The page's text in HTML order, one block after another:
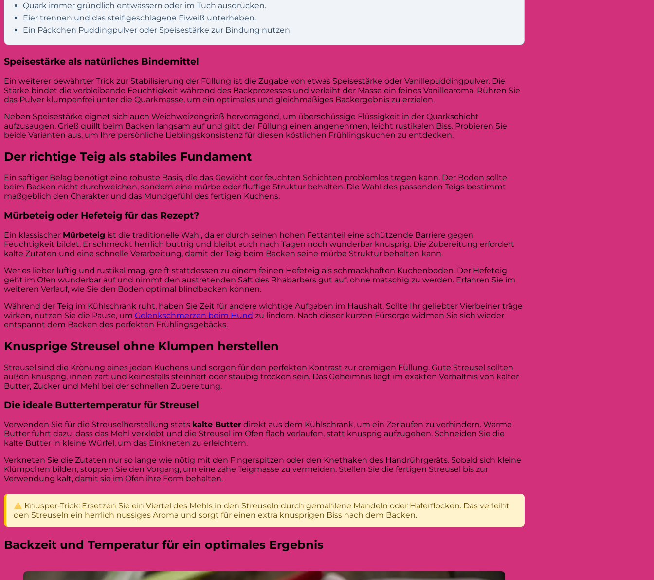
Quark immer gründlich entwässern oder im Tuch ausdrücken.
Eier trennen und das steif geschlagene Eiweiß unterheben.
Ein Päckchen Puddingpulver oder Speisestärke zur Bindung nutzen.
Speisestärke als natürliches Bindemittel
Ein weiterer bewährter Trick zur Stabilisierung der Füllung ist die Zugabe von etwas Speisestärke oder Vanillepuddingpulver. Die
Stärke bindet die verbleibende Feuchtigkeit während des Backprozesses und verleiht der Masse ein feines Vanillearoma. Rühren Sie
das Pulver klumpenfrei unter die Quarkmasse, um ein optimales und gleichmäßiges Backergebnis zu erzielen.
Neben Speisestärke eignet sich auch Weichweizengrieß hervorragend, um überschüssige Flüssigkeit in der Quarkschicht
aufzusaugen. Grieß quillt beim Backen langsam auf und gibt der Füllung einen angenehmen, leicht rustikalen Biss. Probieren Sie
beide Varianten aus, um Ihre persönliche Lieblingskonsistenz für diesen köstlichen Frühlingskuchen zu entdecken.
Der richtige Teig als stabiles Fundament
Ein saftiger Belag benötigt eine robuste Basis, die das Gewicht der feuchten Schichten problemlos tragen kann. Der Boden sollte
beim Backen nicht durchweichen, sondern eine mürbe oder fluffige Struktur behalten. Die Wahl des passenden Teigs bestimmt
maßgeblich den Charakter und das Mundgefühl des fertigen Kuchens.
Mürbeteig oder Hefeteig für das Rezept?
Ein klassischer Mürbeteig ist die traditionelle Wahl, da er durch seinen hohen Fettanteil eine schützende Barriere gegen
Feuchtigkeit bildet. Er schmeckt herrlich buttrig und bleibt auch nach Tagen noch wunderbar knusprig. Die Zubereitung erfordert
kalte Zutaten und eine schnelle Verarbeitung, damit der Teig beim Backen seine mürbe Struktur behalten kann.
Wer es lieber luftig und rustikal mag, greift stattdessen zu einem feinen Hefeteig als schmackhaften Kuchenboden. Der Hefeteig
geht im Ofen wunderbar auf und nimmt den austretenden Saft des Rhabarbers gut auf, ohne matschig zu werden. Erfahren Sie im
weiteren Verlauf, wie Sie den Boden optimal blindbacken können.
Während der Teig im Kühlschrank ruht, haben Sie Zeit für andere wichtige Aufgaben im Haushalt. Sollte Ihr geliebter Vierbeiner träge
wirken, nutzen Sie die Pause, um Gelenkschmerzen beim Hund zu lindern. Nach dieser kurzen Fürsorge widmen Sie sich wieder
entspannt dem Backen des perfekten Frühlingsgebäcks.
Knusprige Streusel ohne Klumpen herstellen
Streusel sind die Krönung eines jeden Kuchens und sorgen für den perfekten Kontrast zur cremigen Füllung. Gute Streusel sollten
außen knusprig, innen zart und keinesfalls steinhart oder staubig trocken sein. Das Geheimnis liegt im exakten Verhältnis von kalter
Butter, Zucker und Mehl bei der schnellen Zubereitung.
Die ideale Buttertemperatur für Streusel
Verwenden Sie für die Streuselherstellung stets kalte Butter direkt aus dem Kühlschrank, um ein Zerlaufen zu verhindern. Warme
Butter führt dazu, dass das Mehl verklebt und die Streusel im Ofen flach verlaufen, statt knusprig aufzugehen. Schneiden Sie die
kalte Butter in kleine Würfel, um das Einkneten zu erleichtern.
Verkneten Sie die Zutaten nur so lange wie nötig mit den Fingerspitzen oder den Knethaken des Handrührgeräts. Sobald sich kleine
Klümpchen bilden, stoppen Sie den Vorgang, um eine zähe Teigmasse zu vermeiden. Stellen Sie die fertigen Streusel bis zur
Verwendung kalt, damit sie im Ofen ihre Form behalten.
Knusper-Trick: Ersetzen Sie ein Viertel des Mehls in den Streuseln durch gemahlene Mandeln oder Haferflocken. Das verleiht
den Streuseln ein herrlich nussiges Aroma und sorgt für einen extra knusprigen Biss nach dem Backen.
Backzeit und Temperatur für ein optimales Ergebnis